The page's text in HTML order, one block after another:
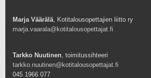
Marja Väärälä, Kotitalousopettajien liitto ry
marja.vaarala@kotitalousopettajat.fi
Tarkko Nuutinen, toimitussihteeri
tarkko.nuutinen@kotitalousopettajat.fi
045 1966 077